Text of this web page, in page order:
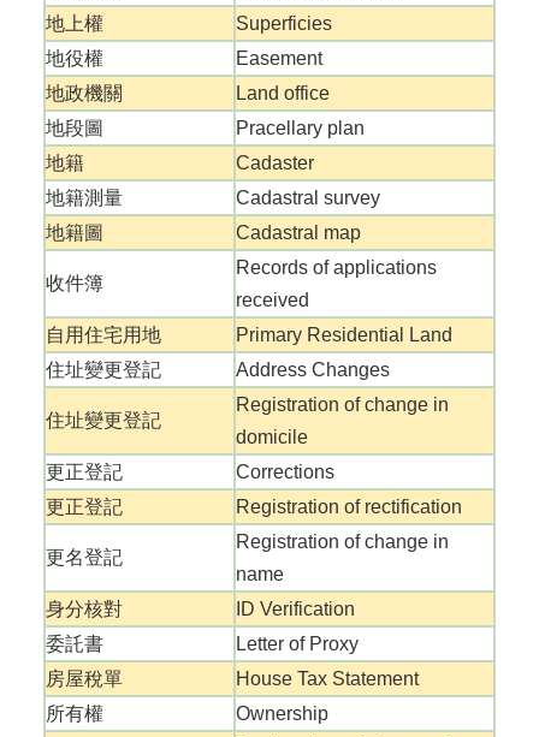
English
地上權
Superficies
地役權
Easement
地政機關
Land office
地段圖
Pracellary plan
地籍
Cadaster
地籍測量
Cadastral survey
地籍圖
Cadastral map
收件簿
Records of applications
received
自用住宅用地
Primary Residential Land
住址變更登記
Address Changes
住址變更登記
Registration of change in
domicile
更正登記
Corrections
更正登記
Registration of rectification
更名登記
Registration of change in
name
身分核對
ID Verification
委託書
Letter of Proxy
房屋稅單
House Tax Statement
所有權
Ownership